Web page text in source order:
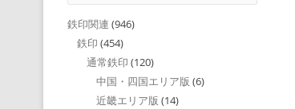
鉄印関連 (946)
鉄印 (454)
通常鉄印 (120)
中国・四国エリア版 (6)
近畿エリア版 (14)